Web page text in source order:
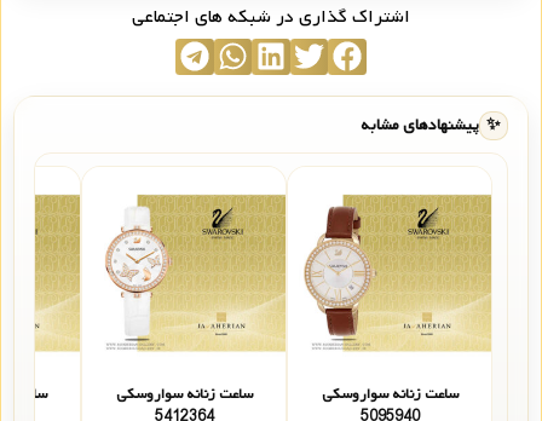
اشتراک گذاری در شبکه های اجتماعی
✨ پیشنهادهای مشابه
ساعت زنانه سواروسکی
5095940
ساعت زنانه سواروسکی
5412364
ساعت